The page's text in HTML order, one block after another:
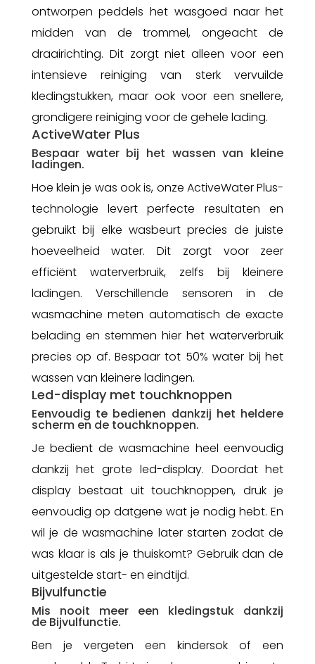
ontworpen peddels het wasgoed naar het
midden van de trommel, ongeacht de
draairichting. Dit zorgt niet alleen voor een
intensieve reiniging van sterk vervuilde
kledingstukken, maar ook voor een snellere,
grondigere reiniging voor de gehele lading.
ActiveWater Plus
Bespaar water bij het wassen van kleine
ladingen.
Hoe klein je was ook is, onze ActiveWater Plus-
technologie levert perfecte resultaten en
gebruikt bij elke wasbeurt precies de juiste
hoeveelheid water. Dit zorgt voor zeer
efficiënt waterverbruik, zelfs bij kleinere
ladingen. Verschillende sensoren in de
wasmachine meten automatisch de exacte
belading en stemmen hier het waterverbruik
precies op af. Bespaar tot 50% water bij het
wassen van kleinere ladingen.
Led-display met touchknoppen
Eenvoudig te bedienen dankzij het heldere
scherm en de touchknoppen.
Je bedient de wasmachine heel eenvoudig
dankzij het grote led-display. Doordat het
display bestaat uit touchknoppen, druk je
eenvoudig op datgene wat je nodig hebt. En
wil je de wasmachine later starten zodat de
was klaar is als je thuiskomt? Gebruik dan de
uitgestelde start- en eindtijd.
Bijvulfunctie
Mis nooit meer een kledingstuk dankzij
de Bijvulfunctie.
Ben je vergeten een kindersok of een